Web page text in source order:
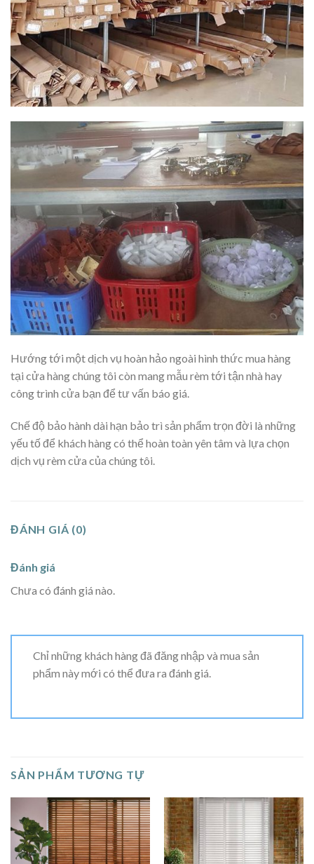
Hướng tới một dịch vụ hoàn hảo ngoài hình thức mua hàng
tại cửa hàng chúng tôi còn mang mẫu rèm tới tận nhà hay
công trình cửa bạn để tư vấn báo giá.
Chế độ bảo hành dài hạn bảo trì sản phẩm trọn đời là những
yếu tố để khách hàng có thể hoàn toàn yên tâm và lựa chọn
dịch vụ rèm cửa của chúng tôi.
ĐÁNH GIÁ (0)
Đánh giá
Chưa có đánh giá nào.
Chỉ những khách hàng đã đăng nhập và mua sản
phẩm này mới có thể đưa ra đánh giá.
SẢN PHẨM TƯƠNG TỰ